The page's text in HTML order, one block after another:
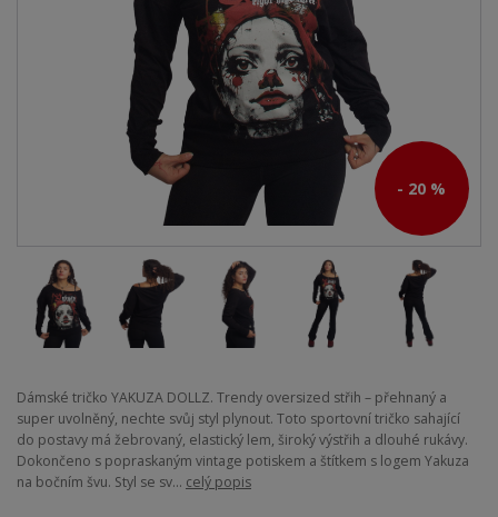
- 20 %
Dámské tričko YAKUZA DOLLZ. Trendy oversized střih – přehnaný a
super uvolněný, nechte svůj styl plynout. Toto sportovní tričko sahající
do postavy má žebrovaný, elastický lem, široký výstřih a dlouhé rukávy.
Dokončeno s popraskaným vintage potiskem a štítkem s logem Yakuza
na bočním švu. Styl se sv... celý popis